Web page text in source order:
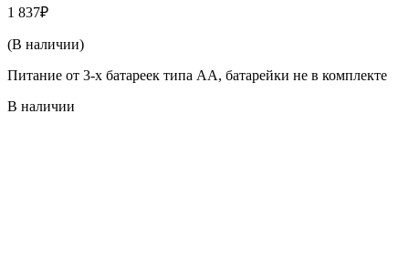
1 837₽
(В наличии)
Питание от 3-х батареек типа AA, батарейки не в комплекте
В наличии